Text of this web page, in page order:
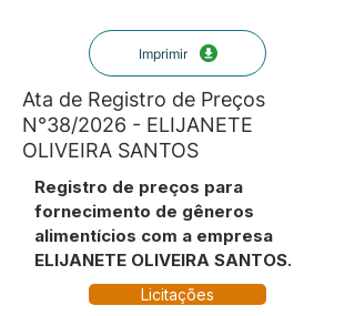
Imprimir
Ata de Registro de Preços
N°38/2026 - ELIJANETE
OLIVEIRA SANTOS
Registro de preços para
fornecimento de gêneros
alimentícios com a empresa
ELIJANETE OLIVEIRA SANTOS.
Licitações